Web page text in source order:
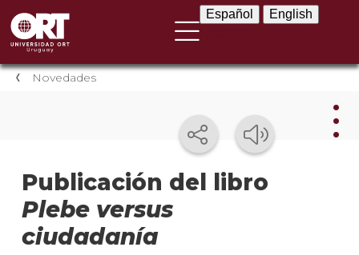
Español English
Novedades
Publicación del libro
Plebe versus
ciudadanía